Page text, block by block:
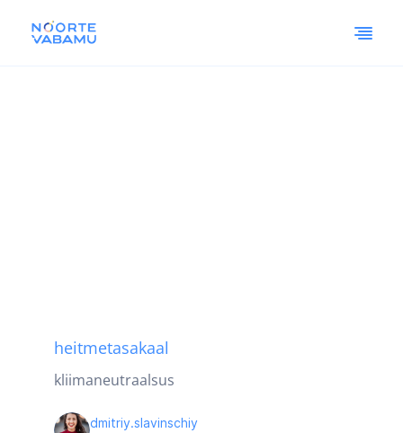
heitmetasakaal
kliimaneutraalsus
dmitriy.slavinschiy